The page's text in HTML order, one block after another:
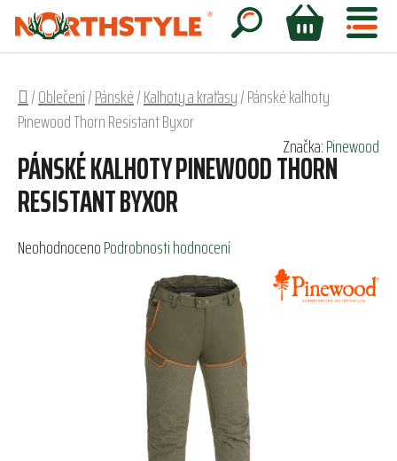
Přejít
obsah
Hledat
NÁKUPNÍ
Domů
/Oblečení/Pánské/Kalhoty a kraťasy/Pánské kalhoty
Pinewood Thorn Resistant Byxor
PÁNSKÉ KALHOTY PINEWOOD THORN
RESISTANT BYXOR
Průměrné
NeohodnocenoPodrobnosti hodnocení
Značka:Pinewood